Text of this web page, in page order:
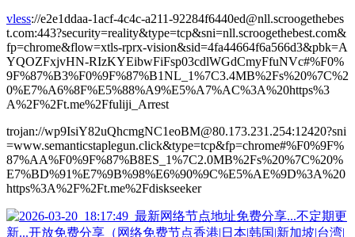
vless://e2e1ddaa-1acf-4c4c-a211-92284f6440ed@nll.scroogethebes
t.com:443?security=reality&type=tcp&sni=nll.scroogethebest.com&
fp=chrome&flow=xtls-rprx-vision&sid=4fa44664f6a566d3&pbk=A
YQOZFxjvHN-RIzKYEibwFiFsp03cdlWGdCmyFfuNVc#%F0%
9F%87%B3%F0%9F%87%B1NL_1%7C3.4MB%2Fs%20%7C%2
0%E7%A6%8F%E5%88%A9%E5%A7%AC%3A%20https%3
A%2F%2Ft.me%2Ffuliji_Arrest
trojan://wp9IsiY82uQhcmgNC1eoBM@80.173.231.254:12420?sni
=www.semanticstaplegun.click&type=tcp&fp=chrome#%F0%9F%
87%AA%F0%9F%87%B8ES_1%7C2.0MB%2Fs%20%7C%20%
E7%BD%91%E7%9B%98%E6%90%9C%E5%AE%9D%3A%20
https%3A%2F%2Ft.me%2Fdiskseeker